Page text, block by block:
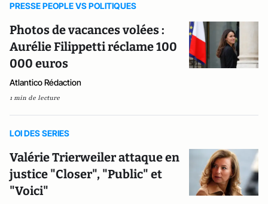
PRESSE PEOPLE VS POLITIQUES
Photos de vacances volées :
Aurélie Filippetti réclame 100
000 euros
Atlantico Rédaction
1 min de lecture
LOI DES SERIES
Valérie Trierweiler attaque en
justice "Closer", "Public" et
"Voici"